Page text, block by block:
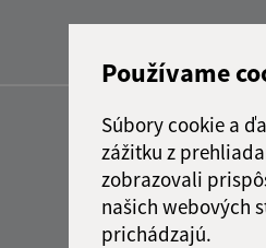
Používame
Súbory cookie a
zážitku z
zobrazovali
našich webových
prichádzajú.